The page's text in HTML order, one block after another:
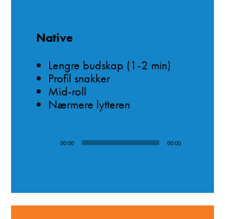
Native
Lengre budskap (1-2 min)
Profil snakker
Mid-roll
Nærmere lytteren
00:00 00:00